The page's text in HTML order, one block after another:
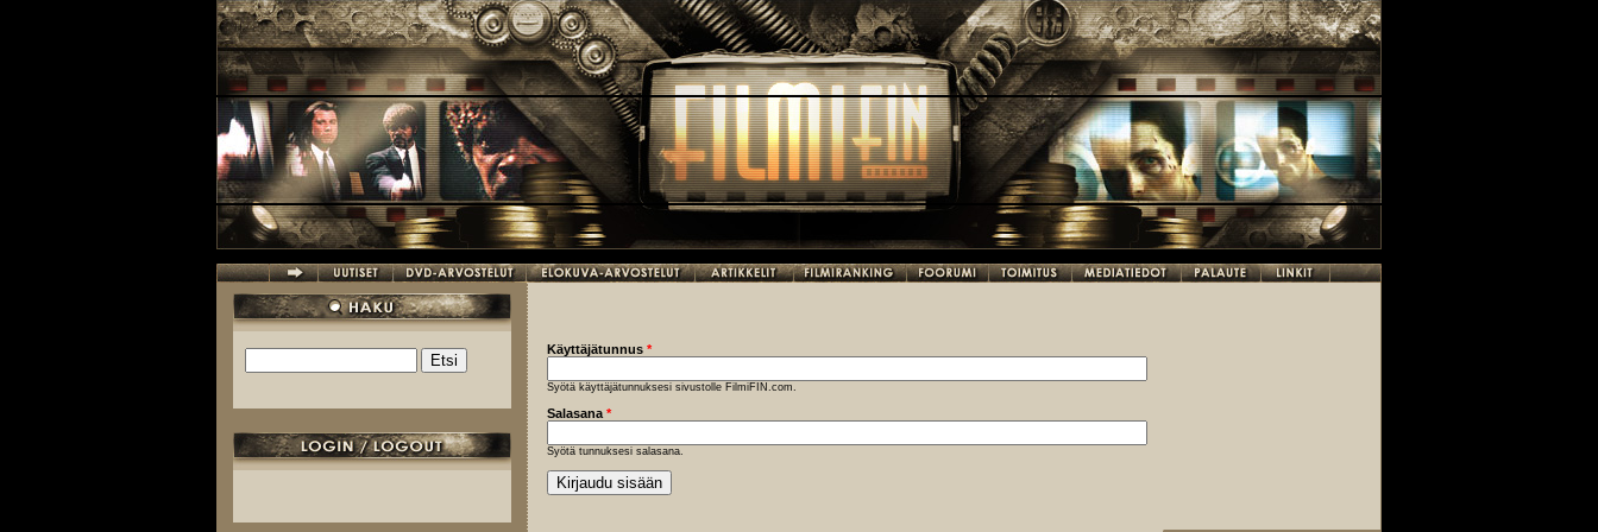
Hakulomake
Käyttäjätunnus *
Syötä käyttäjätunnuksesi sivustolle FilmiFIN.com.
Salasana *
Syötä tunnuksesi salasana.